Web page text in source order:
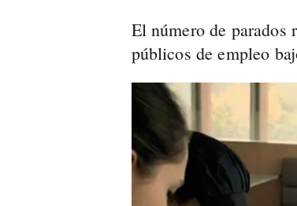
El número de parados
públicos de empleo